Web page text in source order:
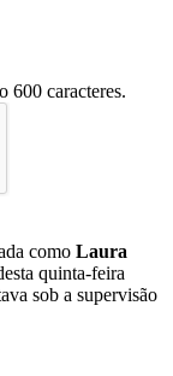
600 caracteres.
como Laura
quinta-feira
sob a supervisão